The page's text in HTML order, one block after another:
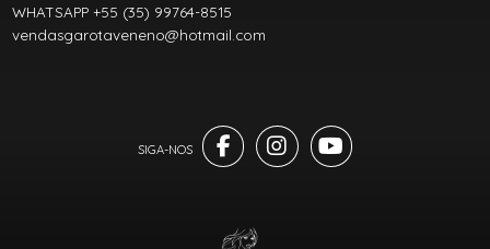
WHATSAPP +55 (35) 99764-8515
vendasgarotaveneno@hotmail.com